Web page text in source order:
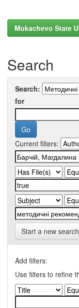
Mukachevo State
Search
Search:
for
Current filters:
Start a new search
Add filters:
Use filters to refine